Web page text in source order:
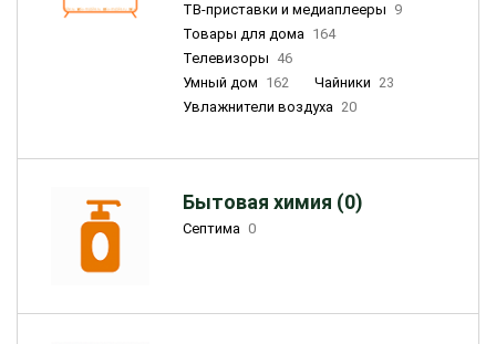
ТВ-приставки и медиаплееры 9
Товары для дома 164
Телевизоры 46
Умный дом 162 Чайники 23
Увлажнители воздуха 20
Бытовая химия (0)
Септима 0